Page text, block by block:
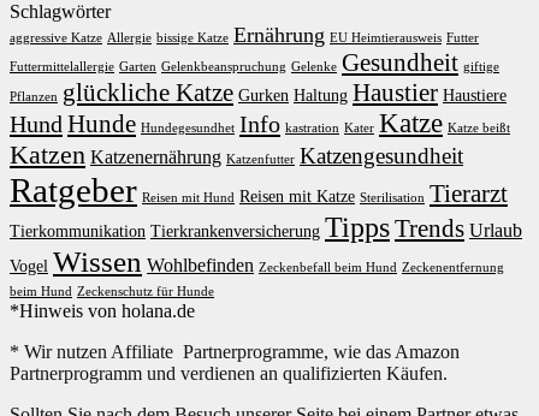
Schlagwörter
aggressive Katze Allergie bissige Katze Ernährung EU Heimtierausweis Futter
Futtermittelallergie Garten Gelenkbeanspruchung Gelenke Gesundheit giftige
Pflanzen glückliche Katze Gurken Haltung Haustier Haustiere
Hund Hunde Hundegesundhet Info kastration Kater Katze Katze beißt
Katzen Katzenernährung Katzenfutter Katzengesundheit
Ratgeber Reisen mit Hund Reisen mit Katze Sterilisation Tierarzt
Tierkommunikation Tierkrankenversicherung TippsTrends Urlaub
Vogel Wissen Wohlbefinden Zeckenbefall beim Hund Zeckenentfernung
beim Hund Zeckenschutz für Hunde
*Hinweis von holana.de
* Wir nutzen Affiliate Partnerprogramme, wie das Amazon
Partnerprogramm und verdienen an qualifizierten Käufen.